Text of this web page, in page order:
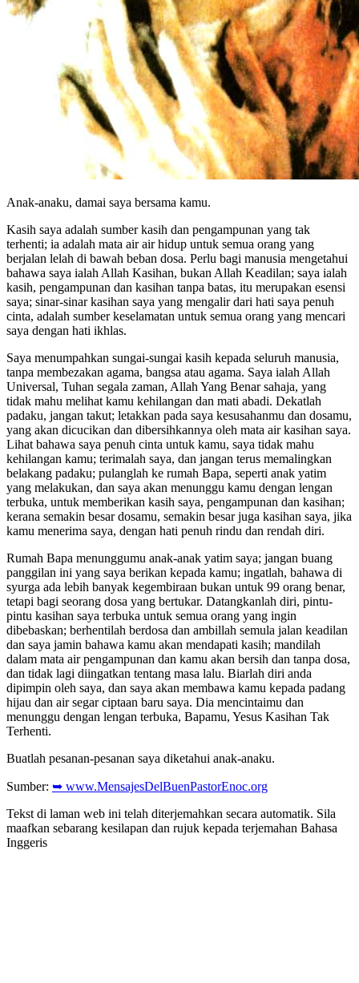
Anak-anaku, damai saya bersama kamu.
Kasih saya adalah sumber kasih dan pengampunan yang tak
terhenti; ia adalah mata air air hidup untuk semua orang yang
berjalan lelah di bawah beban dosa. Perlu bagi manusia mengetahui
bahawa saya ialah Allah Kasihan, bukan Allah Keadilan; saya ialah
kasih, pengampunan dan kasihan tanpa batas, itu merupakan esensi
saya; sinar-sinar kasihan saya yang mengalir dari hati saya penuh
cinta, adalah sumber keselamatan untuk semua orang yang mencari
saya dengan hati ikhlas.
Saya menumpahkan sungai-sungai kasih kepada seluruh manusia,
tanpa membezakan agama, bangsa atau agama. Saya ialah Allah
Universal, Tuhan segala zaman, Allah Yang Benar sahaja, yang
tidak mahu melihat kamu kehilangan dan mati abadi. Dekatlah
padaku, jangan takut; letakkan pada saya kesusahanmu dan dosamu,
yang akan dicucikan dan dibersihkannya oleh mata air kasihan saya.
Lihat bahawa saya penuh cinta untuk kamu, saya tidak mahu
kehilangan kamu; terimalah saya, dan jangan terus memalingkan
belakang padaku; pulanglah ke rumah Bapa, seperti anak yatim
yang melakukan, dan saya akan menunggu kamu dengan lengan
terbuka, untuk memberikan kasih saya, pengampunan dan kasihan;
kerana semakin besar dosamu, semakin besar juga kasihan saya, jika
kamu menerima saya, dengan hati penuh rindu dan rendah diri.
Rumah Bapa menunggumu anak-anak yatim saya; jangan buang
panggilan ini yang saya berikan kepada kamu; ingatlah, bahawa di
syurga ada lebih banyak kegembiraan bukan untuk 99 orang benar,
tetapi bagi seorang dosa yang bertukar. Datangkanlah diri, pintu-
pintu kasihan saya terbuka untuk semua orang yang ingin
dibebaskan; berhentilah berdosa dan ambillah semula jalan keadilan
dan saya jamin bahawa kamu akan mendapati kasih; mandilah
dalam mata air pengampunan dan kamu akan bersih dan tanpa dosa,
dan tidak lagi diingatkan tentang masa lalu. Biarlah diri anda
dipimpin oleh saya, dan saya akan membawa kamu kepada padang
hijau dan air segar ciptaan baru saya. Dia mencintaimu dan
menunggu dengan lengan terbuka, Bapamu, Yesus Kasihan Tak
Terhenti.
Buatlah pesanan-pesanan saya diketahui anak-anaku.
Sumber: ➥ www.MensajesDelBuenPastorEnoc.org
Tekst di laman web ini telah diterjemahkan secara automatik. Sila
maafkan sebarang kesilapan dan rujuk kepada terjemahan Bahasa
Inggeris